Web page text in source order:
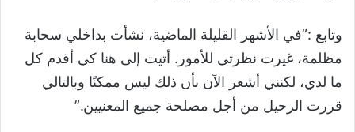
وتابع :”في الأشهر القليلة الماضية، نشأت بداخلي سحابة
مظلمة، غيرت نظرتي للأمور. أتيت إلى هنا كي أقدم كل
ما لدي، لكنني أشعر الآن بأن ذلك ليس ممكنًا وبالتالي
قررت الرحيل من أجل مصلحة جميع المعنيين.”